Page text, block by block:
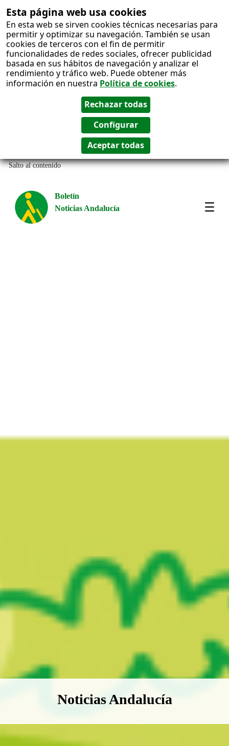
Esta página web usa cookies
En esta web se sirven cookies técnicas necesarias para
permitir y optimizar su navegación. También se usan
cookies de terceros con el fin de permitir
funcionalidades de redes sociales, ofrecer publicidad
basada en sus hábitos de navegación y analizar el
rendimiento y tráfico web. Puede obtener más
información en nuestra Política de cookies.
Salto al contenido
Boletín
Noticias Andalucía
Boletín Noticias Andalucía
Noticias Andalucía